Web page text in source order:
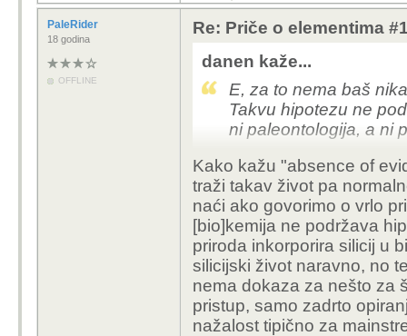
PaleRider
18 godina
OFFLINE
Re: Priče o elementima
danen kaže...
E, za to nema baš
Takvu hipotezu ne
ni paleontologija, a ni
Kako kažu "absence of
traži takav život pa
naći ako govorimo o vrlo
[bio]kemija ne podržava
priroda inkorporira silicij u
silicijski život naravno, no
nema dokaza za nešto za
pristup, samo zadrto
nažalost tipično za